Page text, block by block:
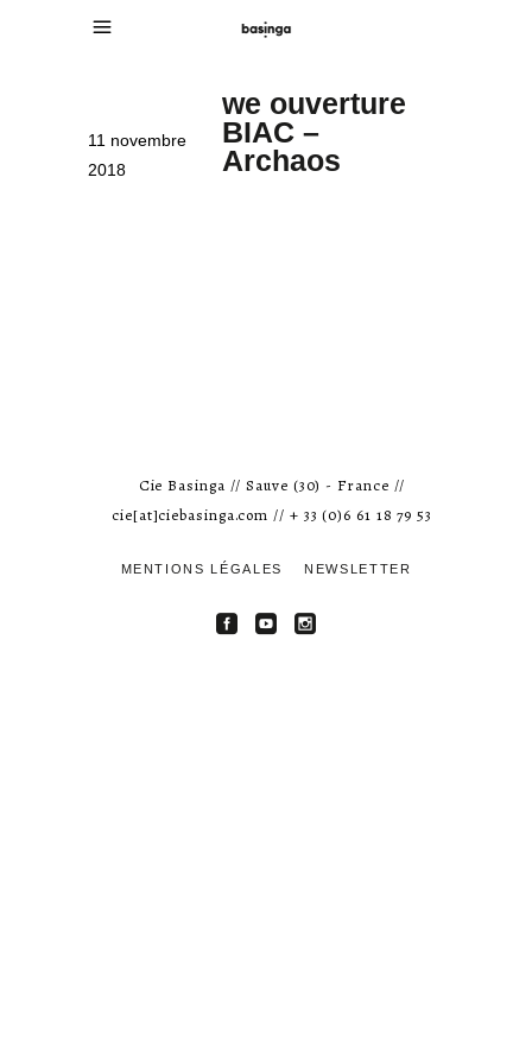
11 novembre
2018
we ouverture
BIAC –
Archaos
Cie Basinga // Sauve (30) - France //
cie[at]ciebasinga.com // + 33 (0)6 61 18 79 53
MENTIONS LÉGALES NEWSLETTER